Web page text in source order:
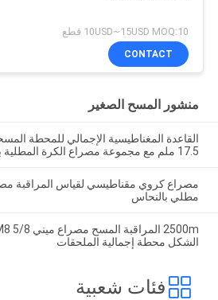
10USD~15USD MOQ:10 قطع
CONTACT
منشور المسح الصغير
القاعدة المغناطيسية الإجمالي للمحطة
17.5 ملم مع مجموعة مصراع الكرة المطلية بالنحاس
مصراع كروي مقناطيسي لقياس المراقبة
مطلي بالنحاس
الشكل محطة إجمالية الملحقات
فئات شعبية